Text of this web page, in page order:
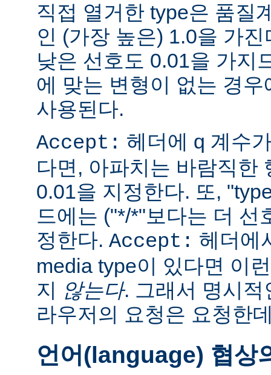
직접 열거한 type은 품질
인 (가장 높은) 1.0을 가
낮은 선호도 0.01을 가지
에 맞는 변형이 없는 경
사용된다.
Accept: 헤더에 q 계수
다면, 아파치는 바람직한
0.01을 지정한다. 또,
드에는 ("*/*"보다는 더 선
정한다. Accept: 헤더에
media type이 있다면 이
지
않는다. 그래서 명시
라우저의 요청은 요청한
언어(language) 협상